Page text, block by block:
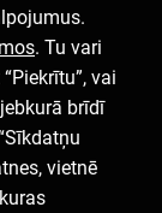
. Tu vari
vai
brīdī
vietnē